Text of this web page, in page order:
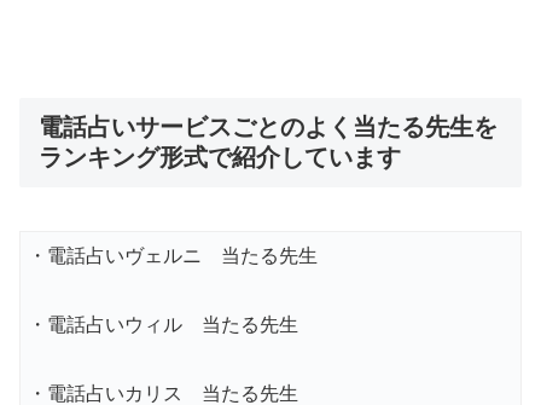
電話占いサービスごとのよく当たる先生を
ランキング形式で紹介しています
・電話占いヴェルニ 当たる先生
・電話占いウィル 当たる先生
・電話占いカリス 当たる先生